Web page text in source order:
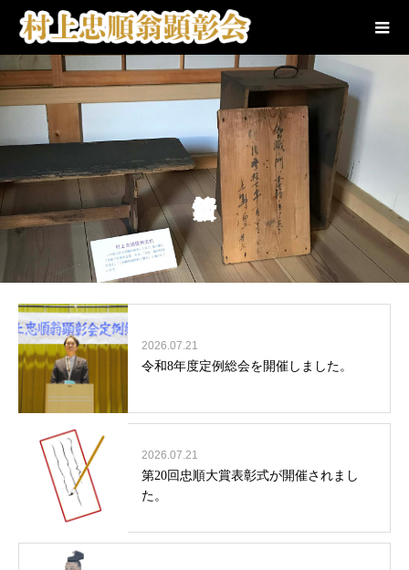
2026.07.21
令和8年度定例総会を開催しました。
2026.07.21
第20回忠順大賞表彰式が開催されまし
た。